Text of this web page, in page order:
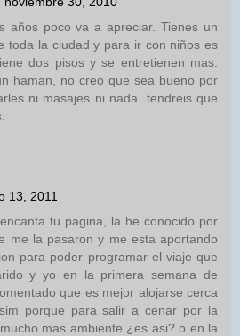
años poco va a apreciar. Tienes un
toda la ciudad y para ir con niños es
dos pisos y se entretienen mas.
haman, no creo que sea bueno por
ni masajes ni nada. tendreis que
13, 2011
tu pagina, la he conocido por
me la pasaron y me esta aportando
para poder programar el viaje que
y yo en la primera semana de
que es mejor alojarse cerca
porque para salir a cenar por la
mas ambiente ¿es asi? o en la